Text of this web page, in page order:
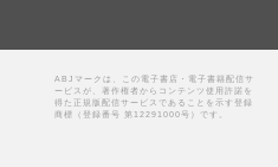
ABJマークは、この電子書店・電子書籍配信サ
ービスが、著作権者からコンテンツ使用許諾を
得た正規版配信サービスであることを示す登録
商標（登録番号 第12291000号）です。